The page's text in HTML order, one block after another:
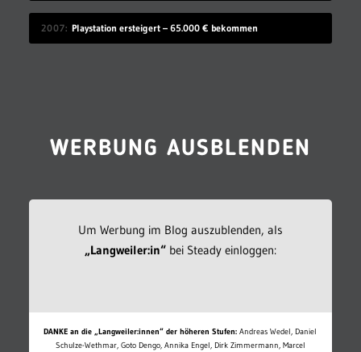
2007 Playstation ersteigert – 65.000 € bekommen
WERBUNG AUSBLENDEN
Um Werbung im Blog auszublenden, als
„Langweiler:in“bei Steady einloggen:
DANKE an die „Langweiler:innen“ der höheren Stufen: Andreas Wedel, Daniel
Schulze-Wethmar, Goto Dengo, Annika Engel, Dirk Zimmermann, Marcel